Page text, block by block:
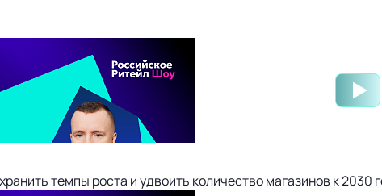
темпы роста и удвоить количество магазинов к 2030